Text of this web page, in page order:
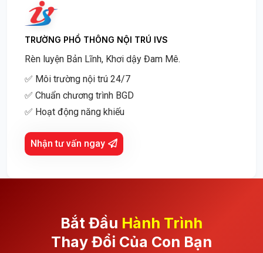
TRƯỜNG PHỔ THÔNG NỘI TRÚ IVS
Rèn luyện Bản Lĩnh, Khơi dậy Đam Mê.
✅ Môi trường nội trú 24/7
✅ Chuẩn chương trình BGD
✅ Hoạt động năng khiếu
Nhận tư vấn ngay
Bắt Đầu Hành Trình
Thay Đổi Của Con Bạn